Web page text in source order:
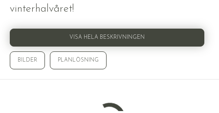
vinterhalvåret!
VISA HELA BESKRIVNINGEN
BILDER PLANLÖSNING